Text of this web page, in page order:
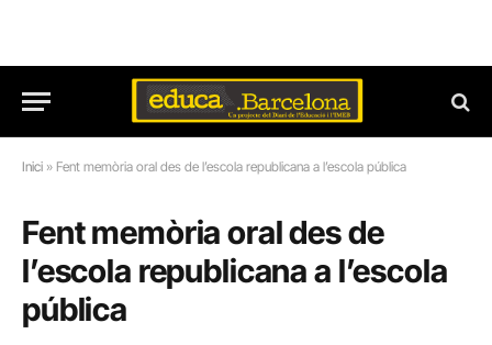
Inici » Fent memòria oral des de l’escola republicana a l’escola pública
Fent memòria oral des de
l’escola republicana a l’escola
pública